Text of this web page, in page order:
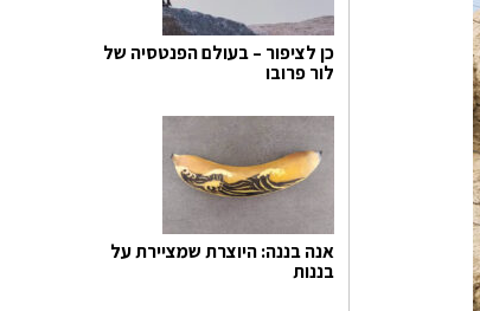
כן לציפור – בעולם הפנטסיה של
לור פרובו
אנה בננה: היוצרת שמציירת על
בננות